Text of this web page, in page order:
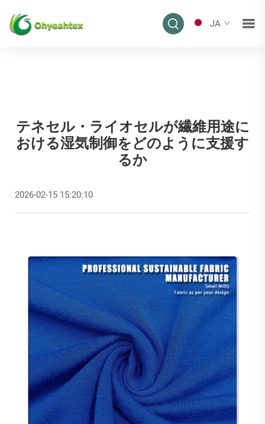
JA
テネセル・ライオセルが繊維用途に
おける湿気制御をどのように支援す
るか
2026-02-15 15:20:10